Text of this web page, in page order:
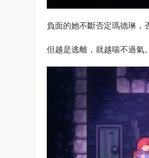
負面的她不斷否定瑪德琳，
但越是逃離，就越喘不過氣。